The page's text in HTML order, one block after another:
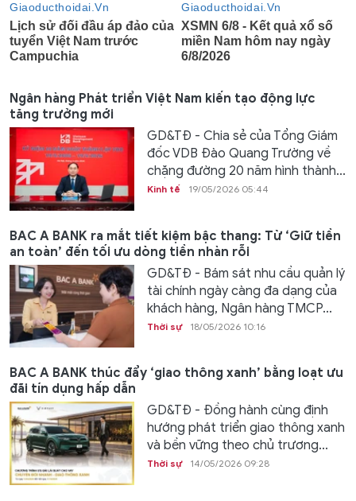
Ngân hàng Phát triển Việt Nam kiến tạo động lực
tăng trưởng mới
GD&TĐ - Chia sẻ của Tổng Giám
đốc VDB Đào Quang Trường về
chặng đường 20 năm hình thành...
Kinh tế 19/05/2026 05:44
BAC A BANK ra mắt tiết kiệm bậc thang: Từ ‘Giữ tiền
an toàn’ đến tối ưu dòng tiền nhàn rỗi
GD&TĐ - Bám sát nhu cầu quản lý
tài chính ngày càng đa dạng của
khách hàng, Ngân hàng TMCP...
Thời sự 18/05/2026 10:16
BAC A BANK thúc đẩy ‘giao thông xanh’ bằng loạt ưu
đãi tín dụng hấp dẫn
GD&TĐ - Đồng hành cùng định
hướng phát triển giao thông xanh
và bền vững theo chủ trương...
Thời sự 14/05/2026 09:28